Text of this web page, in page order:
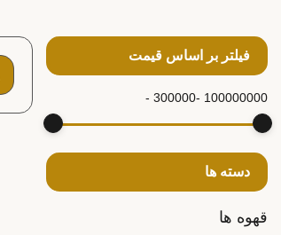
فیلتر بر اساس قیمت
300000 - 100000000 -
دسته ها
قهوه ها